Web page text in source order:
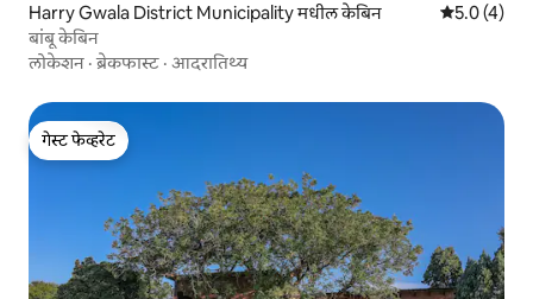
Harry Gwala District Municipality मधील केबिन 5 पैकी 5.0
5.0 (4)
बांबू केबिन
लोकेशन ·ब्रेकफास्ट · आदरातिथ्य
गेस्ट फेव्हरेट
गेस्ट फेव्हरेट